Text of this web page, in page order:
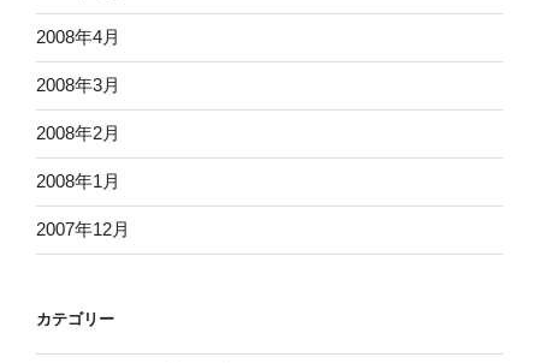
2008年4月
2008年3月
2008年2月
2008年1月
2007年12月
カテゴリー